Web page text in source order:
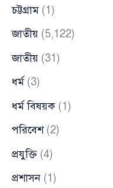
চট্টগ্রাম (1)
জাতীয় (5,122)
জাতীয় (31)
ধর্ম (3)
ধর্ম বিষয়ক (1)
পরিবেশ(2)
প্রযুক্তি (4)
প্রশাসন (1)